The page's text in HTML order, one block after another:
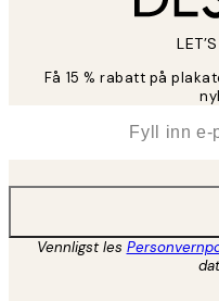
Få 15 % rabatt på
Vennligst les